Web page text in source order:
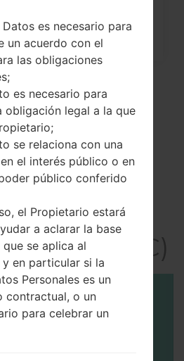
vídeo
es necesario para
un acuerdo con el
las obligaciones
es necesario para
obligación legal a la que
se relaciona con una
el interés público o en
público conferido
el Propietario estará
a aclarar la base
se aplica al
en particular si la
Personales es un
contractual, o un
para celebrar un